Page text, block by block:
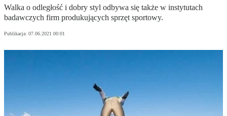
Walka o odległość i dobry styl odbywa się także w instytutach
badawczych firm produkujących sprzęt sportowy.
Publikacja: 07.06.2021 00:01